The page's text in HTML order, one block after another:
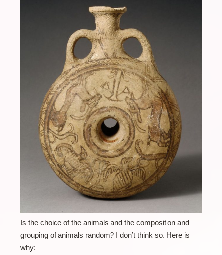
Is the choice of the animals and the composition and
grouping of animals random? I don’t think so. Here is
why: